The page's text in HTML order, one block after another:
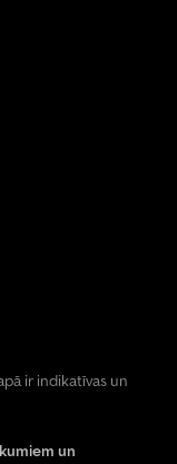
ir indikatīvas un
un